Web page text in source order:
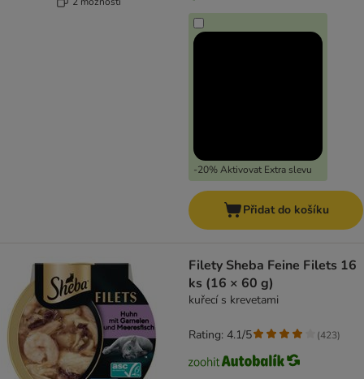
-20% Aktivovat Extra slevu
Přidat do košíku
Filety Sheba Feine Filets 16
ks (16 × 60 g)
kuřecí s krevetami
Rating: 4.1/5 (423)